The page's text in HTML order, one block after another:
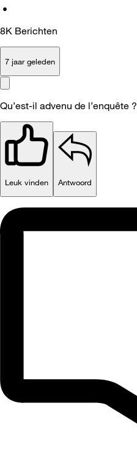
•
8K Berichten
7 jaar geleden
Qu’est-il advenu de l’enquête ?
Leuk vinden Antwoord